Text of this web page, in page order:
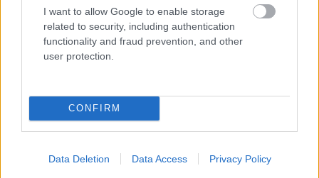
I want to allow Google to enable storage
related to security, including authentication
functionality and fraud prevention, and other
user protection.
CONFIRM
Data Deletion Data Access Privacy Policy
Για να προσθέσεις το σχόλιο
σου πρέπει να συνδεθείς
στο my gazzetta!